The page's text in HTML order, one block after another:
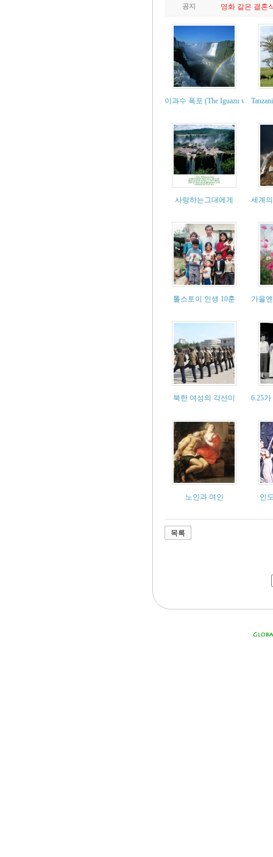
공지 영화 같은 결혼
이과수 폭포 (The Iguazu waterfalls)
사랑하는그대에게 세계
톨스토이 인생 10훈 가을
북한 여성의 각선미 6.25
노인과 여인 인
목록